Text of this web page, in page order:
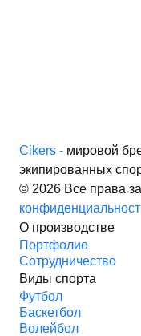
Cikers - мировой
экипированных
© 2026 Все права
О производстве
Портфолио
Сотрудничество
Виды спорта
Футбол
Баскетбол
Волейбол